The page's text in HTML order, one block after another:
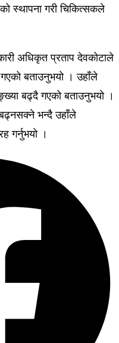
स्थापना गरी चिकित्सकले
अधिकृत प्रताप देवकोटाले
गएको बताउनुभयो । उहाँले
बढ्दै गएको बताउनुभयो ।
बढ्नसक्ने भन्दै उहाँले
गर्नुभयो ।